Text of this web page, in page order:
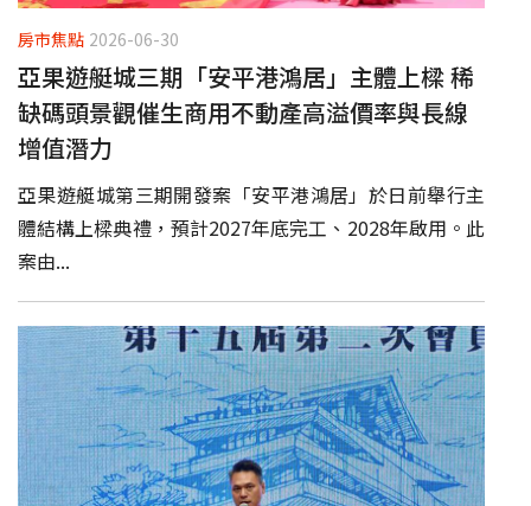
房市焦點 2026-06-30
亞果遊艇城三期「安平港鴻居」主體上樑 稀
缺碼頭景觀催生商用不動產高溢價率與長線
增值潛力
亞果遊艇城第三期開發案「安平港鴻居」於日前舉行主
體結構上樑典禮，預計2027年底完工、2028年啟用。此
案由...